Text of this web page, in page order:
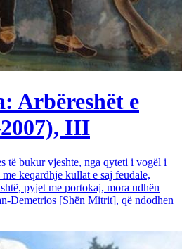
Arbëreshët e
III
të bukur vjeshte, nga qyteti i vogël i
keqardhje kullat e saj feudale,
pyjet me portokaj, mora udhën
Demetrios [Shën Mitrit], që ndodhen